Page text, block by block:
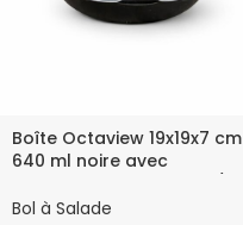
Boîte Octaview 19x19x7 cm
640 ml noire avec
carton
Bol à Salade